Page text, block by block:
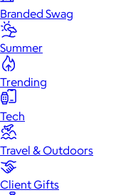
Branded Swag
Summer
Trending
Tech
Travel & Outdoors
Client Gifts